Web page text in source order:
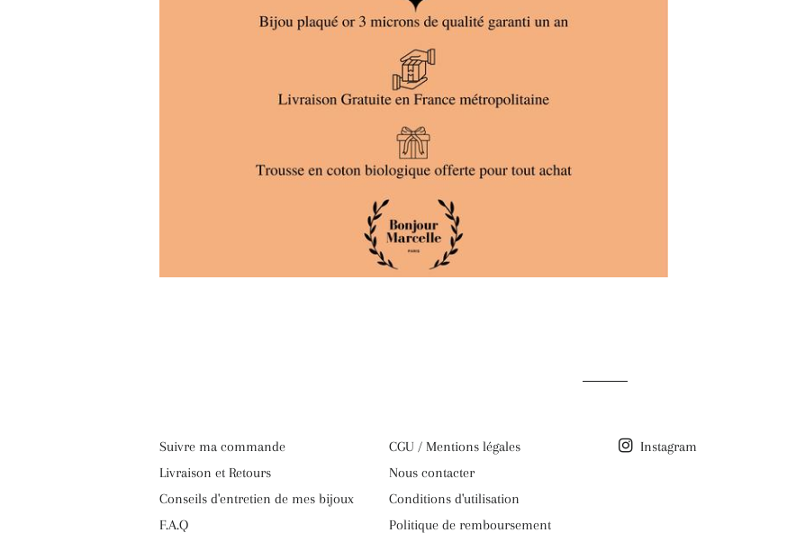
Suivre ma commande
Livraison et Retours
Conseils d'entretien de mes bijoux
F.A.Q
CGU / Mentions légales
Nous contacter
Conditions d'utilisation
Politique de remboursement
Instagram